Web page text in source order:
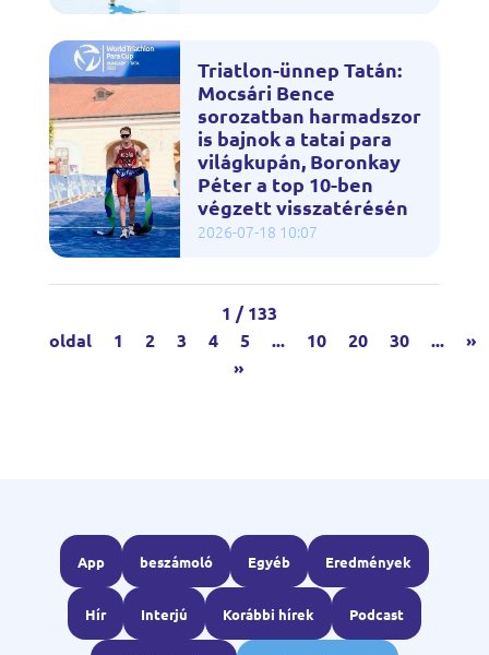
Triatlon-ünnep Tatán:
Mocsári Bence
sorozatban harmadszor
is bajnok a tatai para
világkupán, Boronkay
Péter a top 10-ben
végzett visszatérésén
2026-07-18 10:07
1 / 133
oldal
1 2 3 4 5 ... 10 20 30 ...
»
»
App beszámoló Egyéb Eredmények
Hír Interjú Korábbi hírek Podcast